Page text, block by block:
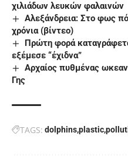
χιλιάδων λευκών φαλαινών
Αλεξάνδρεια: Στο φως
χρόνια (βίντεο)
Πρώτη φορά
εξέμεσε “έχιδνα”
Αρχαίος πυθμένας
Γης
TAGS: dolphinsplastic